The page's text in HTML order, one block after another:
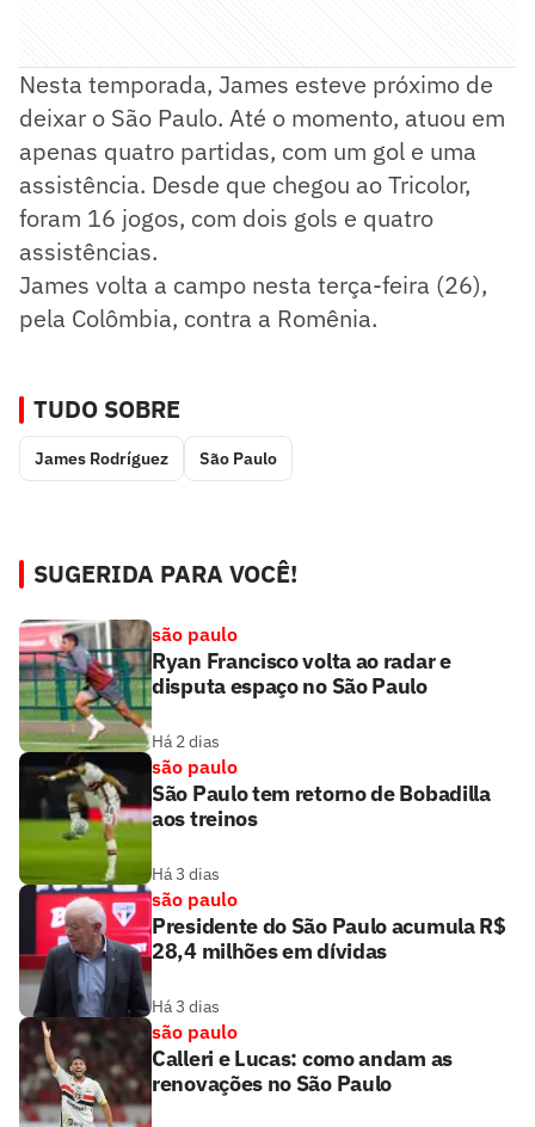
Nesta temporada, James esteve próximo de
deixar o São Paulo. Até o momento, atuou em
apenas quatro partidas, com um gol e uma
assistência. Desde que chegou ao Tricolor,
foram 16 jogos, com dois gols e quatro
assistências.
James volta a campo nesta terça-feira (26),
pela Colômbia, contra a Romênia.
TUDO SOBRE
James Rodríguez São Paulo
SUGERIDA PARA VOCÊ!
são paulo
Ryan Francisco volta ao radar e
disputa espaço no São Paulo
Há 2 dias
são paulo
São Paulo tem retorno de Bobadilla
aos treinos
Há 3 dias
são paulo
Presidente do São Paulo acumula R$
28,4 milhões em dívidas
Há 3 dias
são paulo
Calleri e Lucas: como andam as
renovações no São Paulo